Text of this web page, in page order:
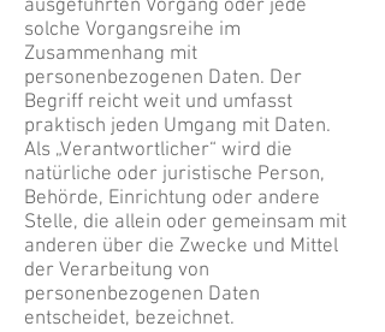
ausgeführten Vorgang oder jede
solche Vorgangsreihe im
Zusammenhang mit
personenbezogenen Daten. Der
Begriff reicht weit und umfasst
praktisch jeden Umgang mit Daten.
Als „Verantwortlicher“ wird die
natürliche oder juristische Person,
Behörde, Einrichtung oder andere
Stelle, die allein oder gemeinsam mit
anderen über die Zwecke und Mittel
der Verarbeitung von
personenbezogenen Daten
entscheidet, bezeichnet.